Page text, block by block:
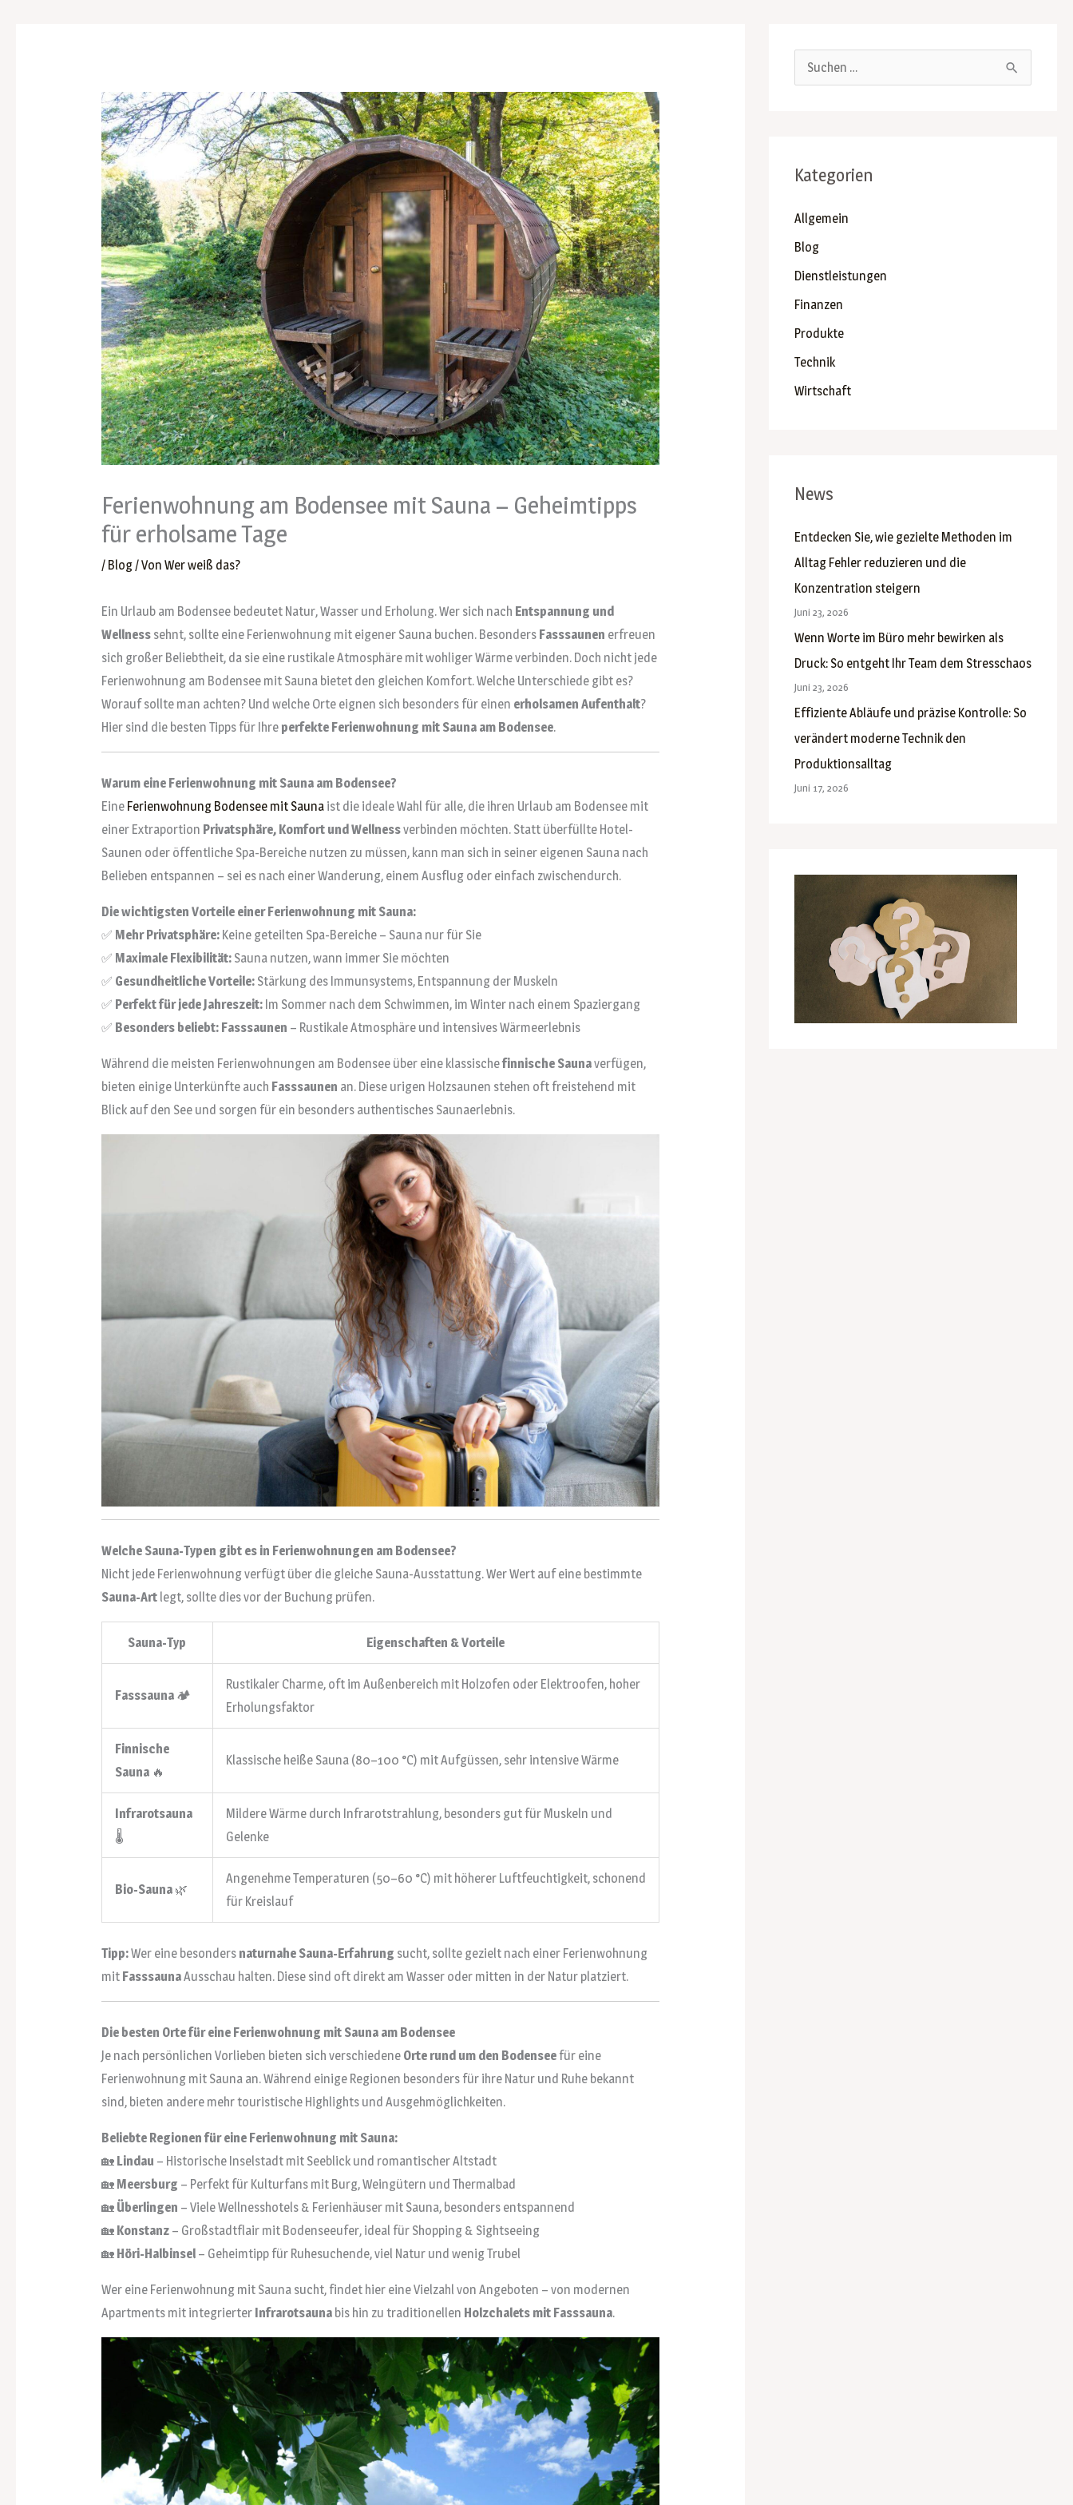
Ferienwohnung am Bodensee mit Sauna – Geheimtipps
für erholsame Tage
/ Blog/ Von Wer weiß das?
Ein Urlaub am Bodensee bedeutet Natur, Wasser und Erholung. Wer sich nach Entspannung und
Wellnesssehnt, sollte eine Ferienwohnung mit eigener Sauna buchen. Besonders Fasssaunen erfreuen
sich großer Beliebtheit, da sie eine rustikale Atmosphäre mit wohliger Wärme verbinden. Doch nicht jede
Ferienwohnung am Bodensee mit Sauna bietet den gleichen Komfort. Welche Unterschiede gibt es?
Worauf sollte man achten? Und welche Orte eignen sich besonders für einen erholsamen Aufenthalt?
Hier sind die besten Tipps für Ihre perfekte Ferienwohnung mit Sauna am Bodensee.
Warum eine Ferienwohnung mit Sauna am Bodensee?
Eine Ferienwohnung Bodensee mit Saunaist die ideale Wahl für alle, die ihren Urlaub am Bodensee mit
einer Extraportion Privatsphäre, Komfort und Wellnessverbinden möchten. Statt überfüllte Hotel-
Saunen oder öffentliche Spa-Bereiche nutzen zu müssen, kann man sich in seiner eigenen Sauna nach
Belieben entspannen – sei es nach einer Wanderung, einem Ausflug oder einfach zwischendurch.
Die wichtigsten Vorteile einer Ferienwohnung mit Sauna:
✅ Mehr Privatsphäre:Keine geteilten Spa-Bereiche – Sauna nur für Sie
✅ Maximale Flexibilität:Sauna nutzen, wann immer Sie möchten
✅ Gesundheitliche Vorteile:Stärkung des Immunsystems, Entspannung der Muskeln
✅ Perfekt für jede Jahreszeit:Im Sommer nach dem Schwimmen, im Winter nach einem Spaziergang
✅ Besonders beliebt: Fasssaunen – Rustikale Atmosphäre und intensives Wärmeerlebnis
Während die meisten Ferienwohnungen am Bodensee über eine klassischefinnische Saunaverfügen,
bieten einige Unterkünfte auch Fasssaunen an. Diese urigen Holzsaunen stehen oft freistehend mit
Blick auf den See und sorgen für ein besonders authentisches Saunaerlebnis.
Welche Sauna-Typen gibt es in Ferienwohnungen am Bodensee?
Nicht jede Ferienwohnung verfügt über die gleiche Sauna-Ausstattung. Wer Wert auf eine bestimmte
Sauna-Artlegt, sollte dies vor der Buchung prüfen.
Sauna-Typ Eigenschaften & Vorteile
Fasssauna🏕
Rustikaler Charme, oft im Außenbereich mit Holzofen oder Elektroofen, hoher
Erholungsfaktor
Finnische
Sauna🔥
Klassische heiße Sauna (80–100 °C) mit Aufgüssen, sehr intensive Wärme
Infrarotsauna
🌡
Mildere Wärme durch Infrarotstrahlung, besonders gut für Muskeln und
Gelenke
Bio-Sauna🌿
Angenehme Temperaturen (50–60 °C) mit höherer Luftfeuchtigkeit, schonend
für Kreislauf
Tipp:Wer eine besonders naturnahe Sauna-Erfahrung sucht, sollte gezielt nach einer Ferienwohnung
mit FasssaunaAusschau halten. Diese sind oft direkt am Wasser oder mitten in der Natur platziert.
Die besten Orte für eine Ferienwohnung mit Sauna am Bodensee
Je nach persönlichen Vorlieben bieten sich verschiedene Orte rund um den Bodenseefür eine
Ferienwohnung mit Sauna an. Während einige Regionen besonders für ihre Natur und Ruhe bekannt
sind, bieten andere mehr touristische Highlights und Ausgehmöglichkeiten.
Beliebte Regionen für eine Ferienwohnung mit Sauna:
🏡 Lindau – Historische Inselstadt mit Seeblick und romantischer Altstadt
🏡 Meersburg – Perfekt für Kulturfans mit Burg, Weingütern und Thermalbad
🏡 Überlingen – Viele Wellnesshotels & Ferienhäuser mit Sauna, besonders entspannend
🏡 Konstanz– Großstadtflair mit Bodenseeufer, ideal für Shopping & Sightseeing
🏡 Höri-Halbinsel– Geheimtipp für Ruhesuchende, viel Natur und wenig Trubel
Wer eine Ferienwohnung mit Sauna sucht, findet hier eine Vielzahl von Angeboten – von modernen
Apartments mit integrierter Infrarotsaunabis hin zu traditionellen Holzchalets mit Fasssauna.
e
n
a
c
h
:
Kategorien
Allgemein
Blog
Dienstleistungen
Finanzen
Produkte
Technik
Wirtschaft
News
Entdecken Sie, wie gezielte Methoden im
Alltag Fehler reduzieren und die
Konzentration steigern
Juni 23, 2026
Wenn Worte im Büro mehr bewirken als
Druck: So entgeht Ihr Team dem Stresschaos
Juni 23, 2026
Effiziente Abläufe und präzise Kontrolle: So
verändert moderne Technik den
Produktionsalltag
Juni 17, 2026